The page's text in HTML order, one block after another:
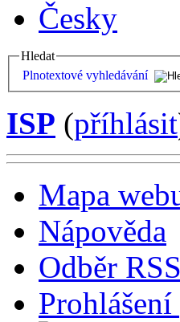
Česky
Hledat
Plnotextové vyhledávání
ISP (příhlásit
Mapa
Nápověda
Odběr RSS